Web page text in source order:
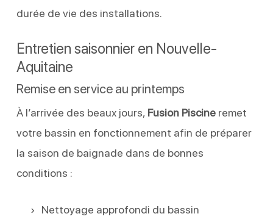
durée de vie des installations.
Entretien saisonnier en Nouvelle-
Aquitaine
Remise en service au printemps
À l’arrivée des beaux jours, Fusion Piscineremet
votre bassin en fonctionnement afin de préparer
la saison de baignade dans de bonnes
conditions :
Nettoyage approfondi du bassin